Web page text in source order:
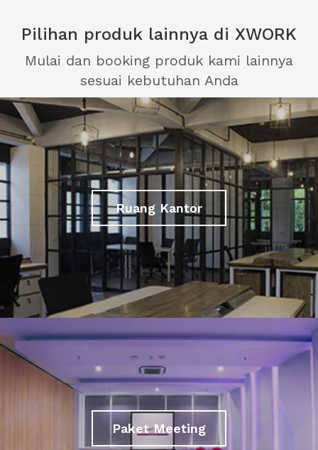
Pilihan produk lainnya di XWORK
Mulai dan booking produk kami lainnya
sesuai kebutuhan Anda
Ruang Kantor
Paket Meeting